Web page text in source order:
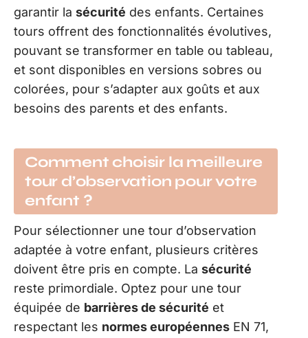
garantir la sécurité des enfants. Certaines
tours offrent des fonctionnalités évolutives,
pouvant se transformer en table ou tableau,
et sont disponibles en versions sobres ou
colorées, pour s’adapter aux goûts et aux
besoins des parents et des enfants.
Comment choisir la meilleure
tour d’observation pour votre
enfant ?
Pour sélectionner une tour d’observation
adaptée à votre enfant, plusieurs critères
doivent être pris en compte. La sécurité
reste primordiale. Optez pour une tour
équipée de barrières de sécurité et
respectant les normes européennes EN 71,